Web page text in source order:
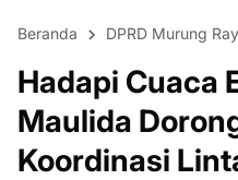
Beranda DPRD Murung
Hadapi Cuaca
Maulida
Koordinasi